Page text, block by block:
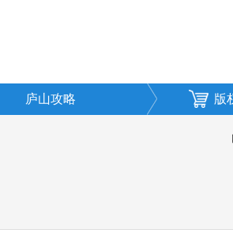
庐山攻略 版